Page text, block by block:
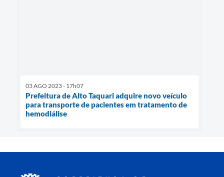
03 AGO 2023 - 17h07
Prefeitura de Alto Taquari adquire novo veículo
para transporte de pacientes em tratamento de
hemodiálise